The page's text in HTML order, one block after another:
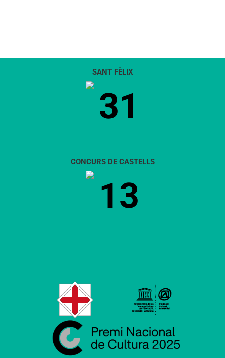
SANT FÈLIX
31
CONCURS DE CASTELLS
13